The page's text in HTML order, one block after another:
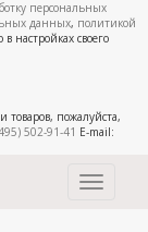
персональных
данных, политикой
настройках своего
пожалуйста,
502-91-41 E-mail:
Toggle